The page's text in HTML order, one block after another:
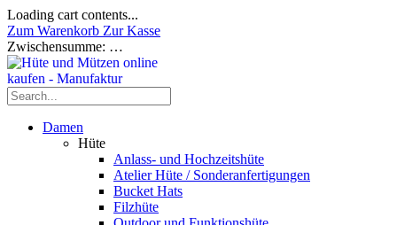
Loading cart contents...
Zum Warenkorb Zur Kasse
Zwischensumme: …
Damen
Hüte
Anlass- und Hochzeitshüte
Atelier Hüte / Sonderanfertigungen
Bucket Hats
Filzhüte